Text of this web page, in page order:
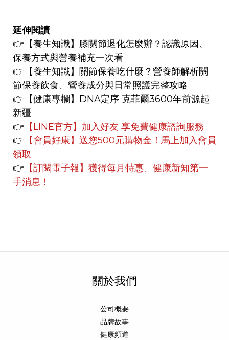
延伸閱讀
👉 【養生知識】 膝關節退化怎麼辦？認識原因、
保養方式與營養補充一次看
👉 【養生知識】 關節保養吃什麼？營養師解析關
節保養飲食、營養成分與日常照護完整攻略
👉【健康專欄】 DNA定序 克菲爾3600年前源起
新疆
👉 【LINE官方】 加入好友 享免費健康諮詢服務
👉 【會員好康】 送您500元購物金！馬上加入會員
領取
👉 【訂閱電子報】獲得每月特惠、健康新知第一
手消息！
關於我們
公司概要
品牌故事
健康頻道